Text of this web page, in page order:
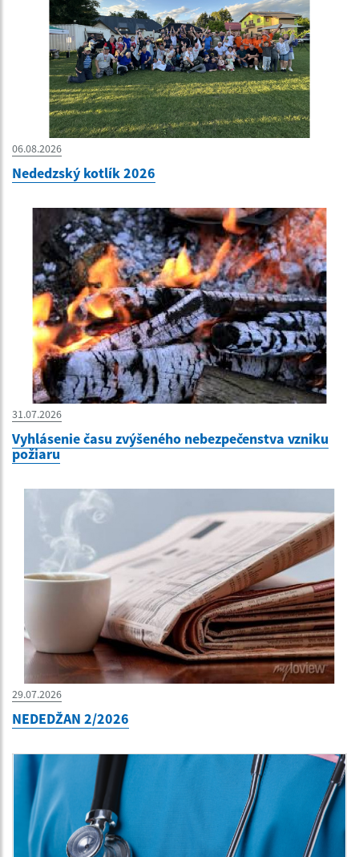
06.08.2026
Nededzský kotlík 2026
31.07.2026
Vyhlásenie času zvýšeného nebezpečenstva vzniku
požiaru
29.07.2026
NEDEDŽAN 2/2026